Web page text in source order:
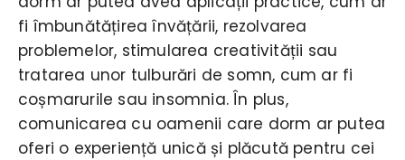
fi îmbunătățirea învățării, rezolvarea
problemelor, stimularea creativității sau
tratarea unor tulburări de somn, cum ar fi
coșmarurile sau insomnia. În plus,
comunicarea cu oamenii care dorm ar putea
oferi o experiență unică și plăcută pentru cei